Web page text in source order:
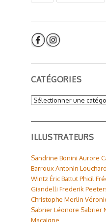
CATÉGORIES
Catégories
ILLUSTRATEURS
Sandrine Bonini Aurore
BarrouxAntonin Louchard
WintzÉric BattutPhicil
Giandelli Frederik
Christophe Merlin
SabrierLéonore Sabrier
Macaigne